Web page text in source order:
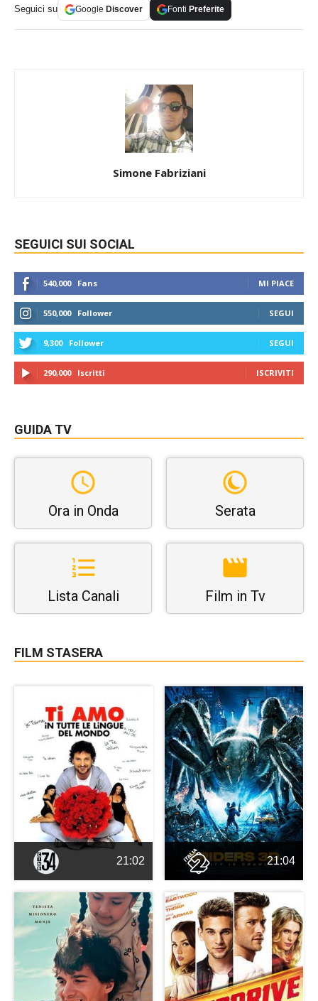
Seguici su Google Discover Fonti Preferite
Simone Fabriziani
SEGUICI SUI SOCIAL
540,000 Fans MI PIACE
550,000 Follower SEGUI
9,300 Follower SEGUI
290,000 Iscritti ISCRIVITI
GUIDA TV
Ora in Onda Serata
Lista Canali Film in Tv
FILM STASERA
21:02 21:04